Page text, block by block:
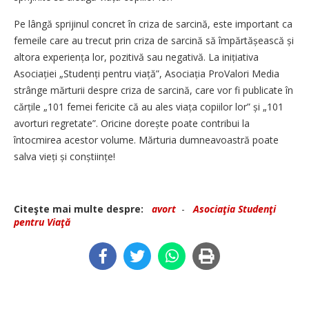
Pe lângă sprijinul concret în criza de sarcină, este important ca
femeile care au trecut prin criza de sarcină să împăr­tă­șeas­că și
altora experiența lor, pozitivă sau negativă. La inițiativa
Asociației „Studenți pentru viață”, Asociația ProValori Media
strânge mărturii despre criza de sarcină, care vor fi publicate în
cărțile „101 femei fericite că au ales viața copiilor lor” și „101
avorturi regretate”. Oricine dorește poate contribui la
întocmirea acestor volume. Mărturia dumneavoastră poate
salva vieți și conștiințe!
Citeşte mai multe despre: avort -Asociaţia Studenţi
pentru Viaţă